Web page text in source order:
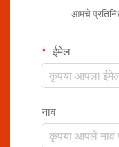
आमचे
ईमेल
नाव